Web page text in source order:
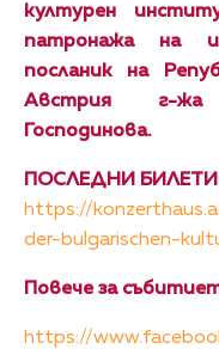
културен
патронажа на
посланик на
Австрия г-жа
Господинова.
ПОСЛЕДНИ
https://
der-bulgarischen-
Повече за
https://